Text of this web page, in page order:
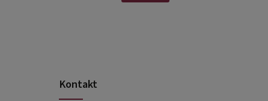
Kontakt